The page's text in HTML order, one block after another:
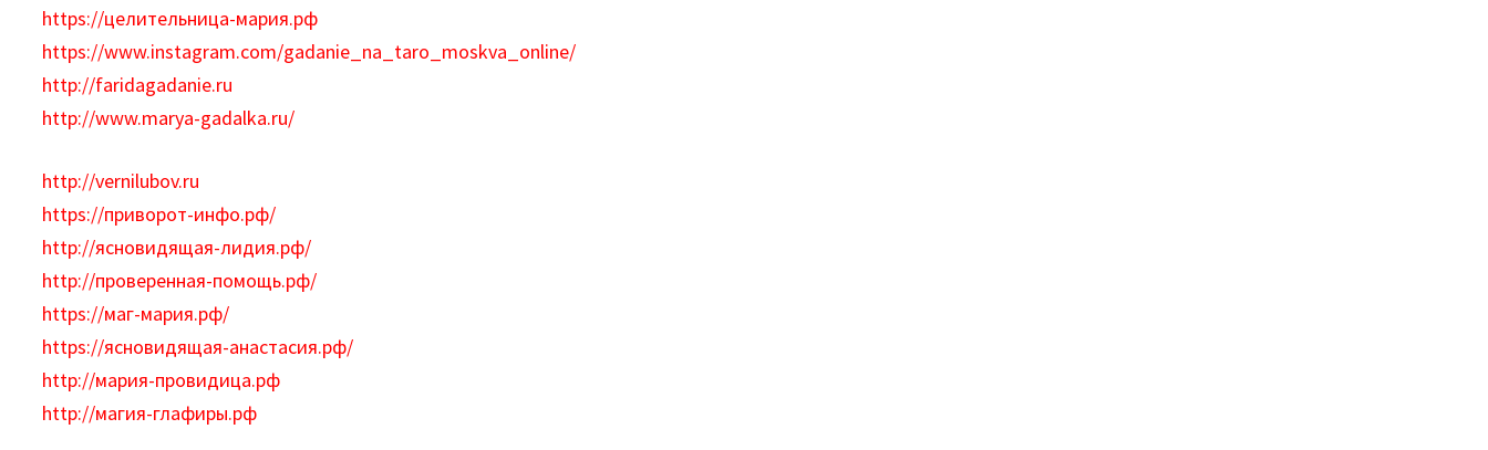
https://целительница-мария.рф
https://www.instagram.com/gadanie_na_taro_moskva_online/
http://faridagadanie.ru
http://www.marya-gadalka.ru/
http://vernilubov.ru
https://приворот-инфо.рф/
http://ясновидящая-лидия.рф/
http://проверенная-помощь.рф/
https://маг-мария.рф/
https://ясновидящая-анастасия.рф/
http://мария-провидица.рф
http://магия-глафиры.рф